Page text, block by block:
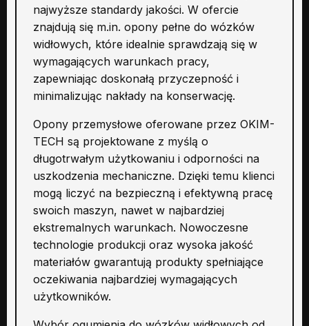
najwyższe standardy jakości. W ofercie
znajdują się m.in. opony pełne do wózków
widłowych, które idealnie sprawdzają się w
wymagających warunkach pracy,
zapewniając doskonałą przyczepność i
minimalizując nakłady na konserwację.
Opony przemysłowe oferowane przez OKIM-
TECH są projektowane z myślą o
długotrwałym użytkowaniu i odporności na
uszkodzenia mechaniczne. Dzięki temu klienci
mogą liczyć na bezpieczną i efektywną pracę
swoich maszyn, nawet w najbardziej
ekstremalnych warunkach. Nowoczesne
technologie produkcji oraz wysoka jakość
materiałów gwarantują produkty spełniające
oczekiwania najbardziej wymagających
użytkowników.